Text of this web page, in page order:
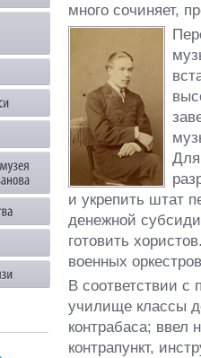
много сочиняет,
и укрепить штат
денежной
готовить
военных
В соответствии с
училище классы
контрабаса;
контрапункт,